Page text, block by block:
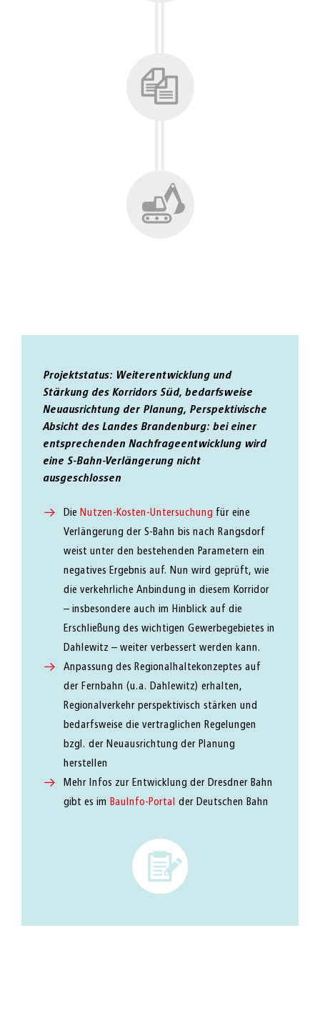
Projektstatus: Weiterentwicklung und
Stärkung des Korridors Süd, bedarfsweise
Neuausrichtung der Planung, Perspektivische
Absicht des Landes Brandenburg: bei einer
entsprechenden Nachfrageentwicklung wird
eine S-Bahn-Verlängerung nicht
ausgeschlossen
Die Nutzen-Kosten-Untersuchung für eine
Verlängerung der S-Bahn bis nach Rangsdorf
weist unter den bestehenden Parametern ein
negatives Ergebnis auf. Nun wird geprüft, wie
die verkehrliche Anbindung in diesem Korridor
– insbesondere auch im Hinblick auf die
Erschließung des wichtigen Gewerbegebietes in
Dahlewitz – weiter verbessert werden kann.
Anpassung des Regionalhaltekonzeptes auf
der Fernbahn (u.a. Dahlewitz) erhalten,
Regionalverkehr perspektivisch stärken und
bedarfsweise die vertraglichen Regelungen
bzgl. der Neuausrichtung der Planung
herstellen
Mehr Infos zur Entwicklung der Dresdner Bahn
gibt es im BauInfo-Portal der Deutschen Bahn